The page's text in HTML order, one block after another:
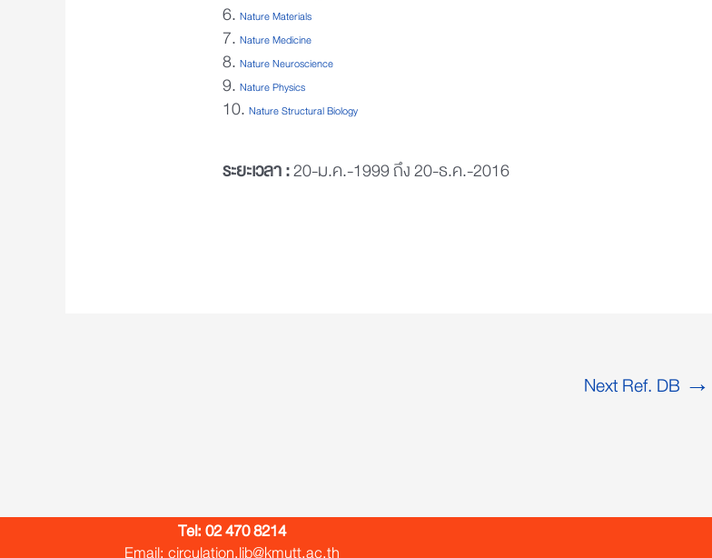
6. Nature Materials
7. Nature Medicine
8. Nature Neuroscience
9. Nature Physics
10. Nature Structural Biology
ระยะเวลา : 20-ม.ค.-1999 ถึง 20-ธ.ค.-2016
Next Ref. DB →
Tel: 02 470 8214